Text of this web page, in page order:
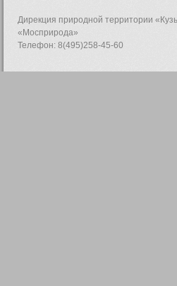
Дирекция природной территории
«Мосприрода»
Телефон: 8(495)258-45-60